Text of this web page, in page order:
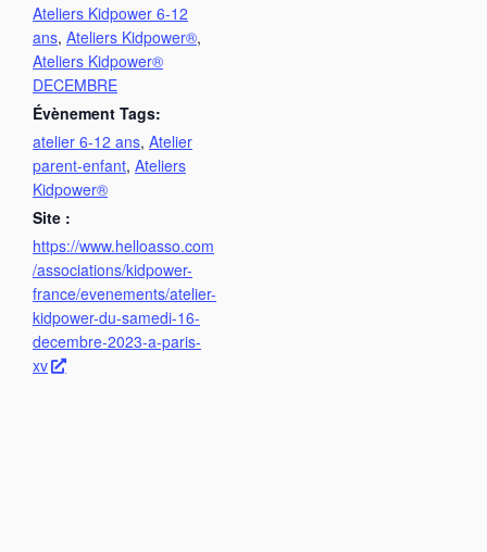
Ateliers Kidpower 6-12
ans, Ateliers Kidpower®,
Ateliers Kidpower®
DECEMBRE
Évènement Tags:
atelier 6-12 ans, Atelier
parent-enfant, Ateliers
Kidpower®
Site :
https://www.helloasso.com
/associations/kidpower-
france/evenements/atelier-
kidpower-du-samedi-16-
decembre-2023-a-paris-
xv